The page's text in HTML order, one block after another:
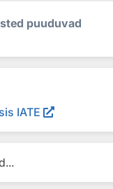
puuduvad
IATE